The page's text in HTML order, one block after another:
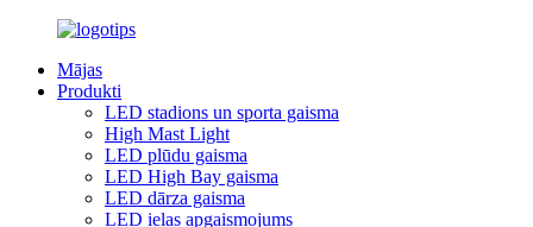
Mājas
Produkti
LED stadions un sporta gaisma
High Mast Light
LED plūdu gaisma
LED High Bay gaisma
LED dārza gaisma
LED ielas apgaismojums